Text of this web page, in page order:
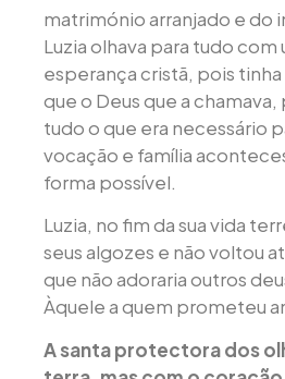
matrimónio arranjado e do
Luzia olhava para tudo com
esperança cristã, pois
que o Deus que a
tudo o que era necessário
vocação e família
forma possível.
Luzia, no fim da sua vida
seus algozes e não voltou
que não adoraria outros
Àquele a quem prometeu
A santa protectora dos